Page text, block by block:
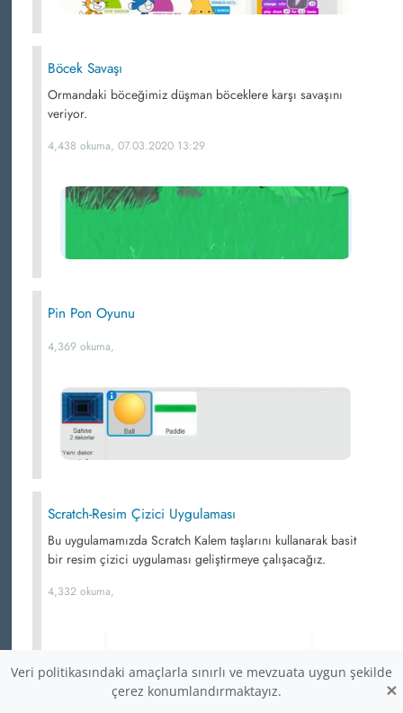
Böcek Savaşı
Ormandaki böceğimiz düşman böceklere karşı savaşını
veriyor.
4,438 okuma, 07.03.2020 13:29
Pin Pon Oyunu
4,369 okuma,
Scratch-Resim Çizici Uygulaması
Bu uygulamamızda Scratch Kalem taşlarını kullanarak basit
bir resim çizici uygulaması geliştirmeye çalışacağız.
4,332 okuma,
Veri politikasındaki amaçlarla sınırlı ve mevzuata uygun şekilde
çerez konumlandırmaktayız.
×